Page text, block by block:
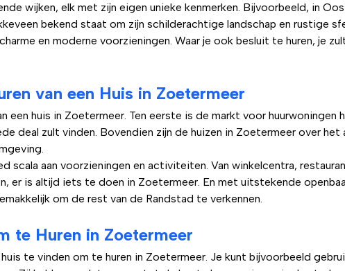
wijken, elk met zijn eigen unieke kenmerken. Bijvoorbeeld, in
bekend staat om zijn schilderachtige landschap en rustige
en moderne voorzieningen. Waar je ook besluit te huren, je
van een Huis in Zoetermeer
een huis in Zoetermeer. Ten eerste is de markt voor huurwoningen
deal zult vinden. Bovendien zijn de huizen in Zoetermeer over het
scala aan voorzieningen en activiteiten. Van winkelcentra,
er is altijd iets te doen in Zoetermeer. En met uitstekende
om de rest van de Randstad te verkennen.
te Huren in Zoetermeer
te vinden om te huren in Zoetermeer. Je kunt bijvoorbeeld